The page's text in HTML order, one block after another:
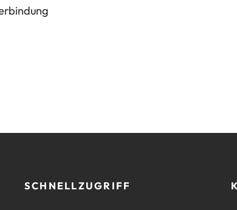
SCHNELLZUGRIFF